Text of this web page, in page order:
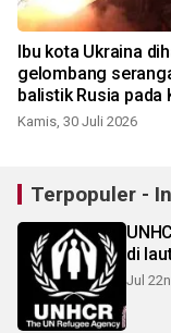
Ibu kota Ukraina
gelombang
balistik Rusia pada
pagi
Kamis, 30 Juli 2026
Terpopuler -
di
Jul